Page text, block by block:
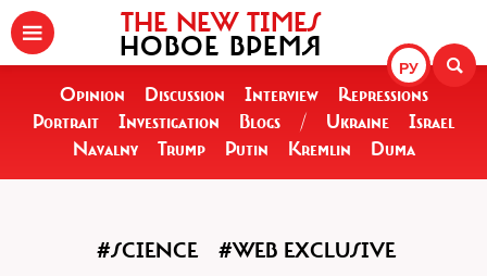
РУ
THE NEW TIMES
НОВОЕ ВРЕМЯ
Opinion Discussion Interview
Repressions
Portrait
Investigation Blogs / Ukraine
Israel
Navalny
Trump Putin Kremlin Duma
#SCIENCE #WEB EXCLUSIVE